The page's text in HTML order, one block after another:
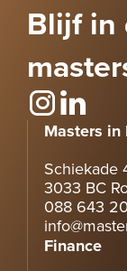
Blijf in
Masters in
Schiekade
3033 BC
088 643
Finance